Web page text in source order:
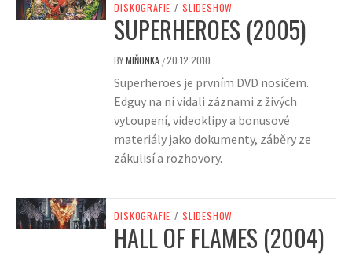
DISKOGRAFIE / SLIDESHOW
SUPERHEROES (2005)
BYMIŇONKA /20.12.2010
Superheroes je prvním DVD nosičem.
Edguy na ní vidali záznami z živých
vytoupení, videoklipy a bonusové
materiály jako dokumenty, záběry ze
zákulisí a rozhovory.
DISKOGRAFIE / SLIDESHOW
HALL OF FLAMES (2004)